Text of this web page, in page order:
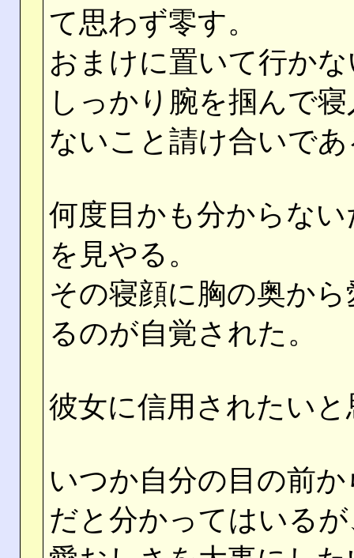
て思わず零す。
おまけに置いて行か
しっかり腕を掴んで
ないこと請け合いで
何度目かも分からな
を見やる。
その寝顔に胸の奥か
るのが自覚された。
彼女に信用されたいと
いつか自分の目の前
だと分かってはいる